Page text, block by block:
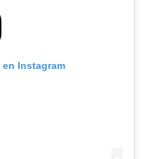
Instagram